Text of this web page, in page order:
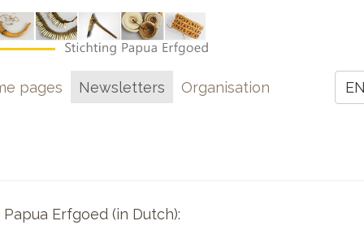
EN
pages Newsletters Organisation
Erfgoed (in Dutch):